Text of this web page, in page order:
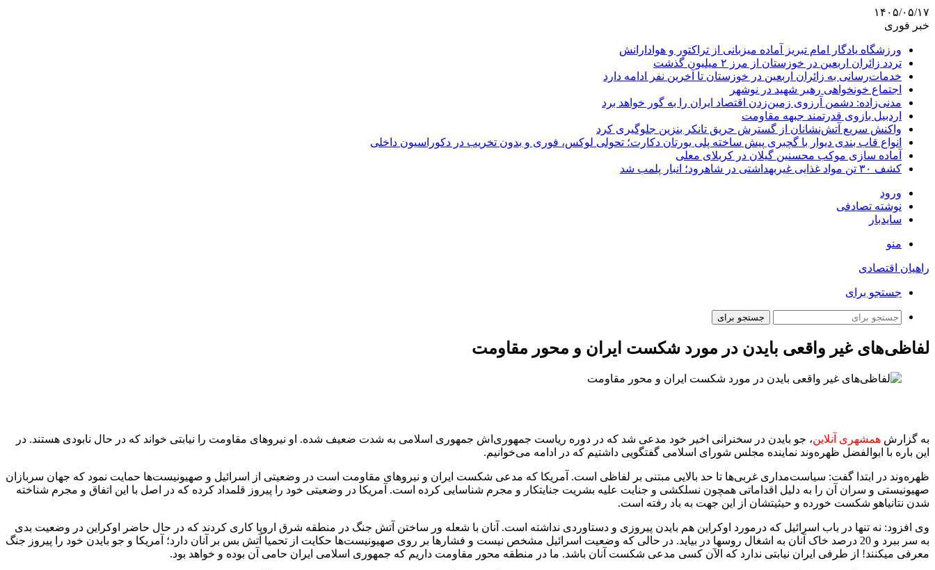
۱۴۰۵/۰۵/۱۷
خبر فوری
ورزشگاه یادگار امام تبریز آماده میزبانی از تراکتور و هوادارانش
تردد زائران اربعین در خوزستان از مرز ۲ میلیون گذشت
خدمات‌رسانی به زائران اربعین در خوزستان تا آخرین نفر ادامه دارد
اجتماع خونخواهی رهبر شهید در نوشهر
مدنی‌زاده: دشمن آرزوی زمین‌زدن اقتصاد ایران را به گور خواهد برد
اردبیل بازوی قدرتمند جبهه مقاومت
واکنش سریع آتش‌نشانان از گسترش حریق تانکر بنزین جلوگیری کرد
انواع قاب بندی دیوار با گچبری پیش ساخته پلی یورتان دکارت؛ تحولی لوکس، فوری و بدون تخریب در دکوراسیون داخلی
آماده سازی موکب محسنین گیلان در کربلای معلی
کشف ۳۰ تن مواد غذایی غیربهداشتی در شاهرود؛ انبار پلمب شد
ورود
نوشته تصادفی
سایدبار
منو
راهیان اقتصادی
جستجو برای
جستجو برای
لفاظی‌های غیر واقعی بایدن در مورد شکست ایران و محور مقاومت
به گزارش همشهری آنلاین، جو بایدن در سخنرانی اخیر خود مدعی شد که در دوره ریاست جمهوری‌اش جمهوری اسلامی به شدت ضعیف شده. او نیروهای مقاومت را نیابتی خواند که در حال نابودی هستند. در
این باره با ابوالفضل ظهره‌وند نماینده مجلس شورای اسلامی گفتگویی داشتیم که در ادامه می‌خوانیم.
ظهره‌وند در ابتدا گفت: سیاست‌مداری غربی‌ها تا حد بالایی مبتنی بر لفاظی است. آمریکا که مدعی شکست ایران و نیروهای مقاومت است در وضعیتی از اسرائیل و صهیونیست‌ها حمایت نمود که جهان سربازان
صهیونیستی و سران آن را به دلیل اقداماتی همچون نسلکشی و جنایت علیه بشریت جنایتکار و مجرم شناسایی کرده است. آمریکا در وضعیتی خود را پیروز قلمداد کرده که در اصل با این اتفاق و مجرم شناخته
شدن نتانیاهو شکست خورده و حیثیتشان از این جهت به باد رفته است.
وی افزود: نه تنها در باب اسرائیل که درمورد اوکراین هم بایدن پیروزی و دستاوردی نداشته است. آنان با شعله ور ساختن آتش جنگ در منطقه شرق اروپا کاری کردند که در حال حاضر اوکراین در وضعیت بدی
به سر ببرد و 20 درصد خاک آنان به اشغال روسها در بیاید. در حالی که وضعیت اسرائیل مشخص نیست و فشارها بر روی صهیونیست‌ها حکایت از تحمیا آتش بس بر آنان دارد؛ آمریکا و جو بایدن خود را پیروز جنگ
معرفی میکنند! از طرفی ایران نیابتی ندارد که الآن کسی مدعی شکست آنان باشد. ما در منطقه محور مقاومت داریم که جمهوری اسلامی ایران حامی آن بوده و خواهد بود.